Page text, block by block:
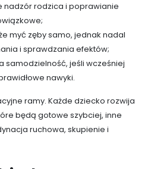
nadzór rodzica i poprawianie
myć zęby samo, jednak nadal
i sprawdzania efektów;
samodzielność, jeśli wcześniej
nawyki.
ramy. Każde dziecko rozwija
będą gotowe szybciej, inne
ruchowa, skupienie i